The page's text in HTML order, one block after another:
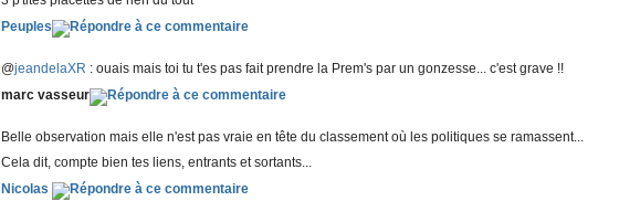
Peuples
@jeandelaXR : ouais mais toi tu t'es pas fait prendre la Prem's par un gonzesse... c'est grave !!
marc vasseur
Belle observation mais elle n'est pas vraie en tête du classement où les politiques se ramassent...
Cela dit, compte bien tes liens, entrants et sortants...
Nicolas